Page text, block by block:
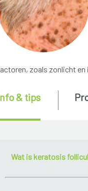
zoals zonlicht
Wat is keratosis
& tips